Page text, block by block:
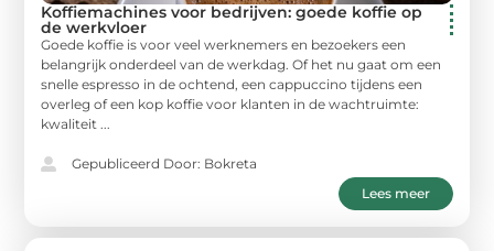
Koffiemachines voor bedrijven: goede koffie op
de werkvloer
Goede koffie is voor veel werknemers en bezoekers een
belangrijk onderdeel van de werkdag. Of het nu gaat om een
snelle espresso in de ochtend, een cappuccino tijdens een
overleg of een kop koffie voor klanten in de wachtruimte:
kwaliteit ...
Gepubliceerd Door: Bokreta
Lees meer